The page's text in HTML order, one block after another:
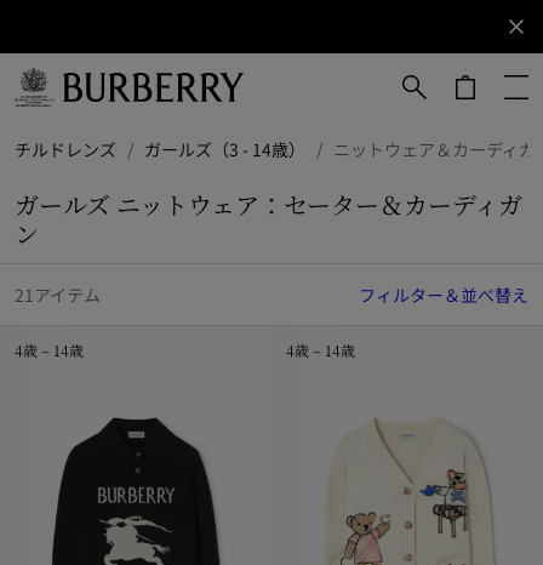
ニュ
ース
レタ
ご登
ださ
い。
チルドレンズ / ガールズ（3 - 14歳） / ニットウェア＆カーディガ
ガールズ ニットウェア：セーター＆カーディガ
ン
21アイテム フィルター＆並べ替え
4歳 – 14歳 4歳 – 14歳